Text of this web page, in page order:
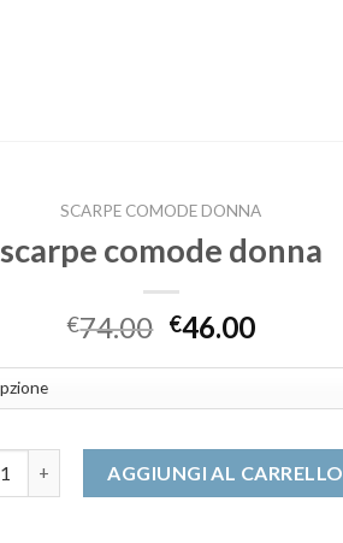
SCARPE COMODE DONNA
scarpe comode donna
€74.00 €46.00
AGGIUNGI AL CARRELLO